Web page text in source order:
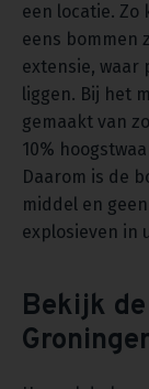
een locatie.
eens bommen
extensie, waar
liggen. Bij het
gemaakt van
10%
Daarom is de
middel en
explosieven in
Bekijk